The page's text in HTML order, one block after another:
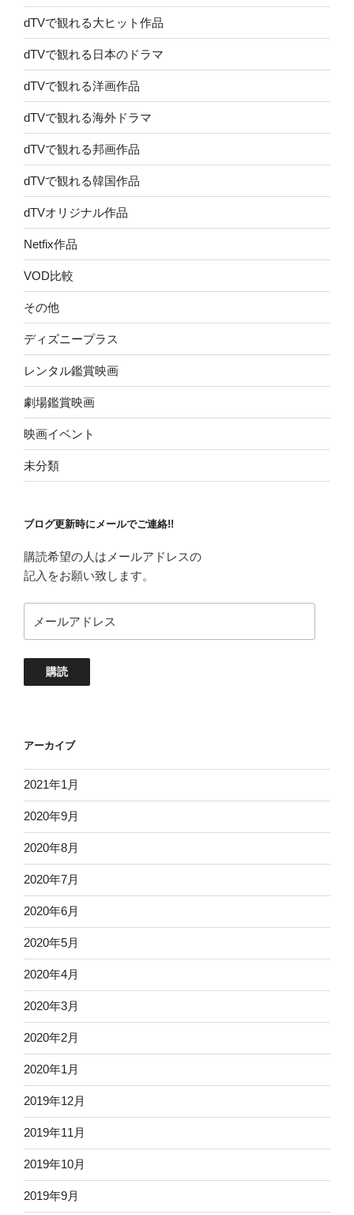
dTVで観れる大ヒット作品
dTVで観れる日本のドラマ
dTVで観れる洋画作品
dTVで観れる海外ドラマ
dTVで観れる邦画作品
dTVで観れる韓国作品
dTVオリジナル作品
Netfix作品
VOD比較
その他
ディズニープラス
レンタル鑑賞映画
劇場鑑賞映画
映画イベント
未分類
ブログ更新時にメールでご連絡!!
購読希望の人はメールアドレスの
記入をお願い致します。
ー
ド
購読
アーカイブ
2021年1月
2020年9月
2020年8月
2020年7月
2020年6月
2020年5月
2020年4月
2020年3月
2020年2月
2020年1月
2019年12月
2019年11月
2019年10月
2019年9月